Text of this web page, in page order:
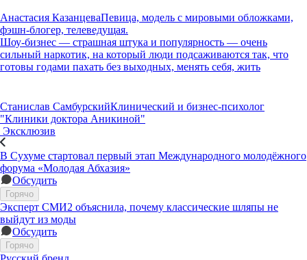
Анастасия КазанцеваПевица, модель с мировыми обложками,
фэшн-блогер, телеведущая.
Шоу-бизнес — страшная штука и популярность — очень
сильный наркотик, на который люди подсаживаются так, что
готовы годами пахать без выходных, менять себя, жить
Станислав СамбурскийКлинический и бизнес-психолог
"Клиники доктора Аникиной"
Эксклюзив
В Сухуме стартовал первый этап Международного молодёжного
форума «Молодая Абхазия»
Обсудить
Горячо
Эксперт СМИ2 объяснила, почему классические шляпы не
выйдут из моды
Обсудить
Горячо